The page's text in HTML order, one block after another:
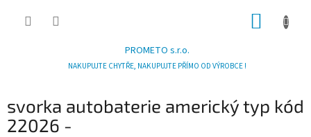
PROMETO s.r.o.
NAKUPUJTE CHYTŘE, NAKUPUJTE PŘÍMO OD VÝROBCE !
svorka autobaterie americký typ kód
22026 -